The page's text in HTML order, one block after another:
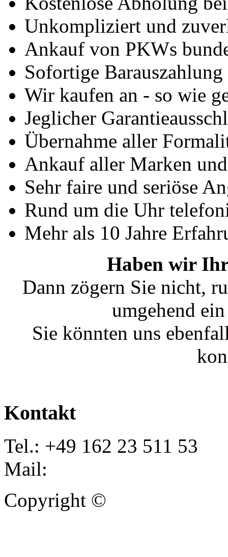
Unkompliziert und
Ankauf von PKWs
Sofortige
Wir kaufen an - so wie
Jeglicher
Übernahme aller
Ankauf aller Marken
Sehr faire und seriöse
Rund um die Uhr
Mehr als 10 Jahre
Haben wir Ihr
Dann zögern Sie nicht,
umgehend
Sie könnten uns
Kontakt
Tel.: +49 162 23 511 53
Mail:
Copyright ©